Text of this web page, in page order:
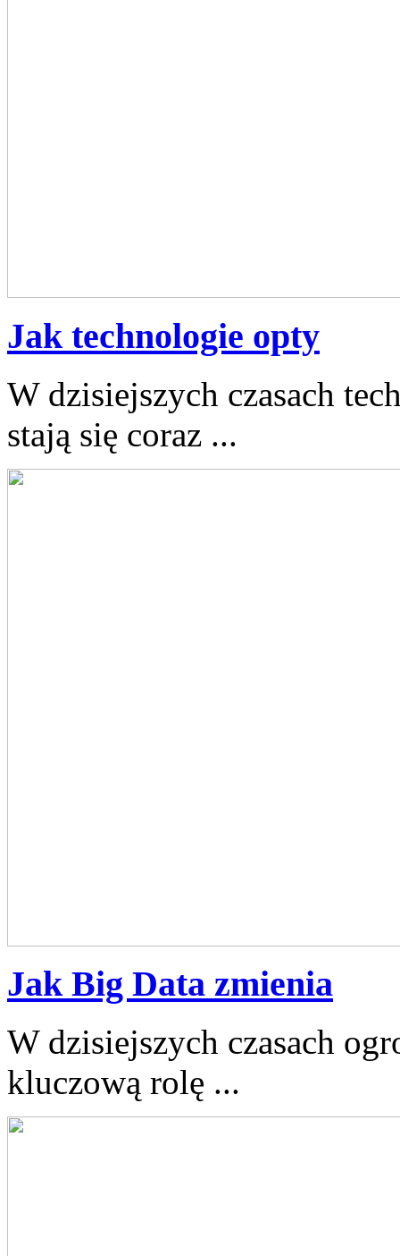
Jak technologie opty
W dzisiejszych czasach⁣
stają⁣ się coraz ...
Jak Big Data zmienia
W dzisiejszych czasach
‍kluczową⁤ rolę ...